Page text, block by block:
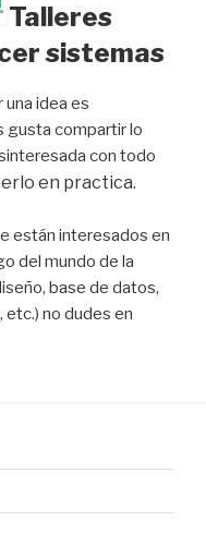
Talleres
sistemas
idea es
gusta compartir lo
con todo
en practica.
están interesados en
del mundo de la
base de datos,
no dudes en